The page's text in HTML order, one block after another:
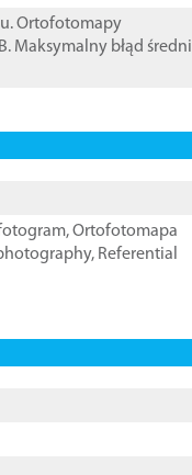
Ortofotomapy
Maksymalny błąd średni
,Ortofotomapa
, Referential